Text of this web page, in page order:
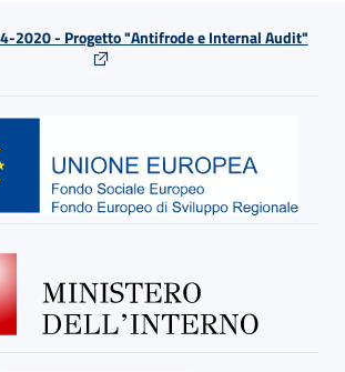
2020 - Progetto "Antifrode e Internal Audit"